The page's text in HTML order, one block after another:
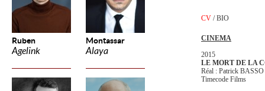
Ruben
Agelink
Montassar
Alaya
CV /BIO
CINEMA
2015
LE MORT DE LA
Réal : Patrick BASSO
Timecode Films